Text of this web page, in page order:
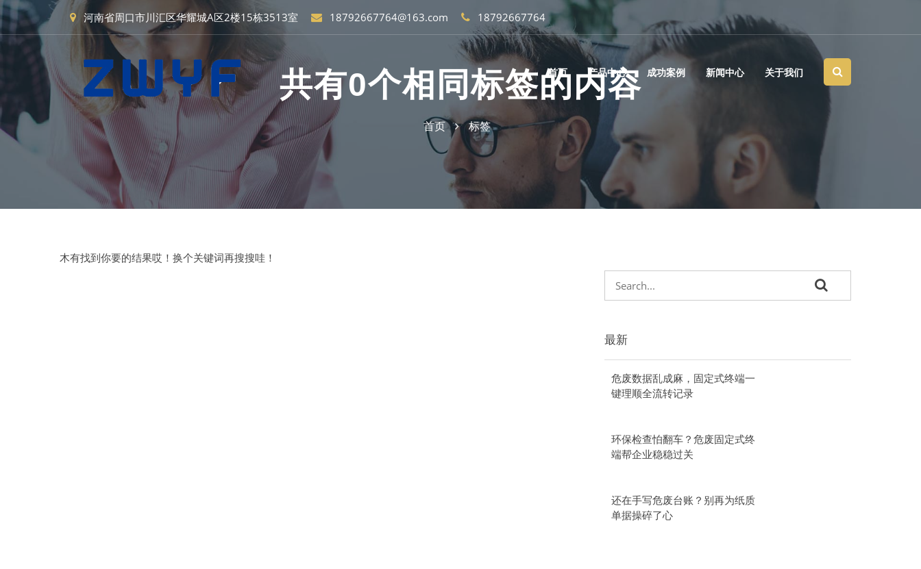
河南省周口市川汇区华耀城A区2楼15栋3513室 18792667764@163.com 18792667764
首页 产品中心 成功案例 新闻中心 关于我们
共有0个相同标签的内容
首页 标签
木有找到你要的结果哎！换个关键词再搜搜哇！
最新
危废数据乱成麻，固定式终端一
键理顺全流转记录
环保检查怕翻车？危废固定式终
端帮企业稳稳过关
还在手写危废台账？别再为纸质
单据操碎了心